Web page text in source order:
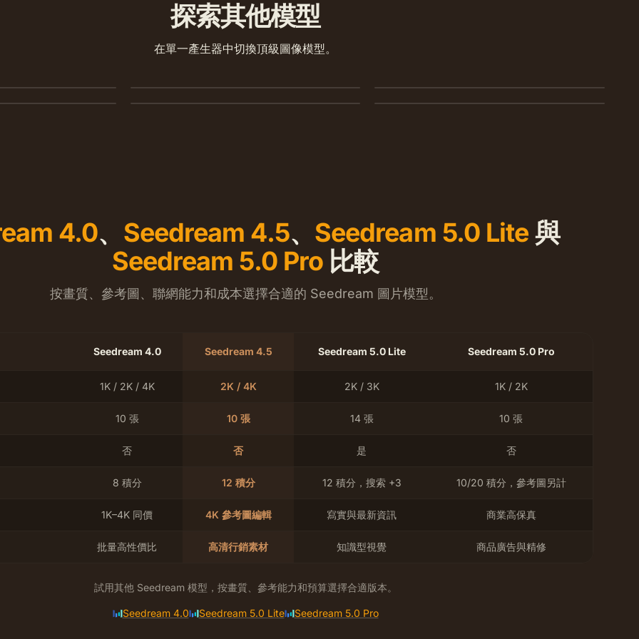
探索其他模型
在單一產生器中切換頂級圖像模型。
Nano Banana 2 Lite
4.0、 Seedream 4.5、 Seedream 5.0 Lite 與
Seedream 5.0 Pro 比較
按畫質、參考圖、聯網能力和成本選擇合適的 Seedream 圖片模型。
Seedream 4.0 Seedream 4.5 Seedream 5.0 Lite Seedream 5.0 Pro
1K / 2K / 4K 2K / 4K 2K / 3K 1K / 2K
10 張 10 張 14 張 10 張
否 否 是 否
8 積分 12 積分 12 積分，搜索 +3 10/20 積分，參考圖另計
1K–4K 同價 4K 參考圖編輯 寫實與最新資訊 商業高保真
批量高性價比 高清行銷素材 知識型視覺 商品廣告與精修
試用其他 Seedream 模型，按畫質、參考能力和預算選擇合適版本。
Seedream 4.0 Seedream 5.0 Lite Seedream 5.0 Pro